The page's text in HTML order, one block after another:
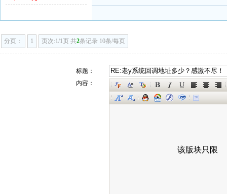
分页： 1 页次:1/1页 共2条记录 10条/每页
标题：
内容：